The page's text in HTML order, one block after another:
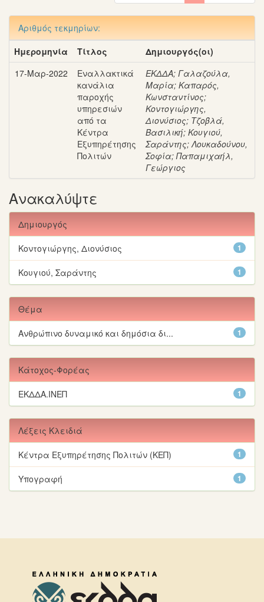
Αριθμός τεκμηρίων:
Ημερομηνία
Τίτλος
Δημιουργός(οι)
17-Μαρ-2022
Εναλλακτικά
κανάλια
παροχής
υπηρεσιών
από τα
Κέντρα
Εξυπηρέτησης
Πολιτών
ΕΚΔΔΑ; Γαλαζούλα,
Μαρία; Καπαρός,
Κωνσταντίνος;
Κοντογιώργης,
Διονύσιος; Τζοβλά,
Βασιλική; Κουγιού,
Σαράντης;Λουκαδούνου,
Σοφία;Παπαμιχαήλ,
Γεώργιος
Ανακαλύψτε
Δημιουργός
1
Κοντογιώργης, Διονύσιος
1
Κουγιού, Σαράντης
Θέμα
1
Ανθρώπινο δυναμικό και δημόσια δι...
Κάτοχος-Φορέας
1
ΕΚΔΔΑ.ΙΝΕΠ
Λέξεις Κλειδιά
1
Κέντρα Εξυπηρέτησης Πολιτών (ΚΕΠ)
1
Υπογραφή